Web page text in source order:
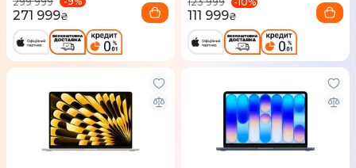
271 999₴ 111 999₴